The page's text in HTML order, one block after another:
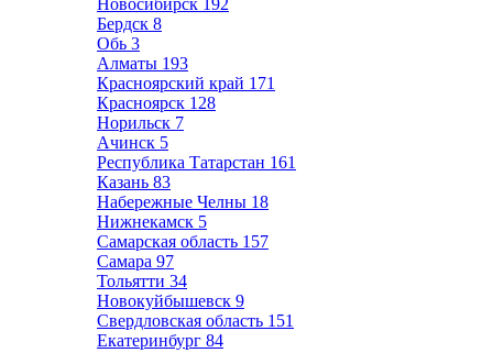
Новосибирск 192
Бердск 8
Обь 3
Алматы 193
Красноярский край 171
Красноярск 128
Норильск 7
Ачинск 5
Республика Татарстан 161
Казань 83
Набережные Челны 18
Нижнекамск 5
Самарская область 157
Самара 97
Тольятти 34
Новокуйбышевск 9
Свердловская область 151
Екатеринбург 84